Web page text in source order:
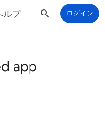
ルプ ログイン
app